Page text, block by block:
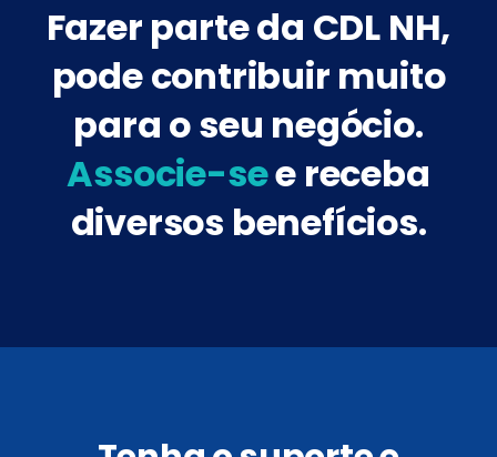
Fazer parte da CDL NH,
pode contribuir muito
para o seu negócio.
Associe-see receba
diversos benefícios.